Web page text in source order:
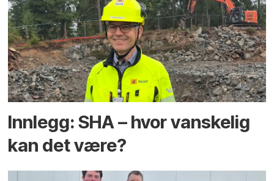
Innlegg: SHA – hvor vanskelig
kan det være?